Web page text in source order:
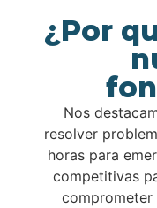
¿Por
Nos
resolver
horas para
competitivas
comprometer